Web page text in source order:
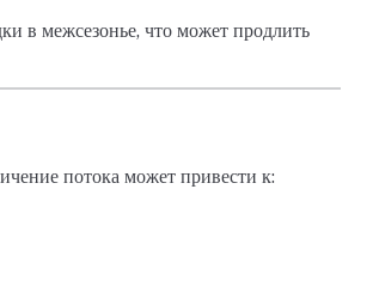
в межсезонье, что может продлить
потока может привести к: